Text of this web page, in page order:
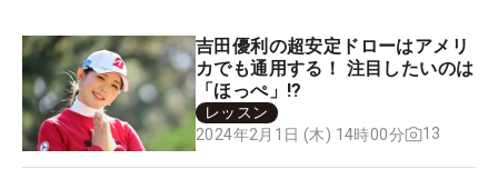
吉田優利の超安定ドローはアメリ
カでも通用する！ 注目したいのは
「ほっぺ」!?
レッスン
2024年2月1日 (木) 14時00分
13